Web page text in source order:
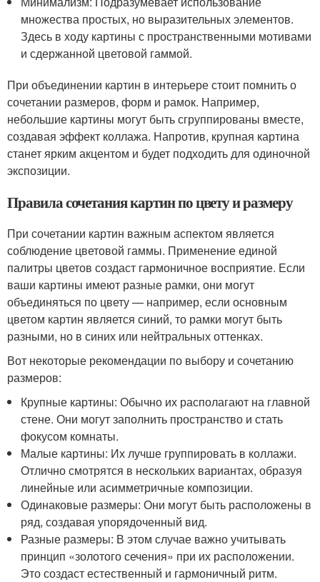
множества простых, но выразительных элементов.
Здесь в ходу картины с пространственными мотивами
и сдержанной цветовой гаммой.
При объединении картин в интерьере стоит помнить о
сочетании размеров, форм и рамок. Например,
небольшие картины могут быть сгруппированы вместе,
создавая эффект коллажа. Напротив, крупная картина
станет ярким акцентом и будет подходить для одиночной
экспозиции.
Правила сочетания картин по цвету и размеру
При сочетании картин важным аспектом является
соблюдение цветовой гаммы. Применение единой
палитры цветов создаст гармоничное восприятие. Если
ваши картины имеют разные рамки, они могут
объединяться по цвету — например, если основным
цветом картин является синий, то рамки могут быть
разными, но в синих или нейтральных оттенках.
Вот некоторые рекомендации по выбору и сочетанию
размеров:
Крупные картины: Обычно их располагают на главной
стене. Они могут заполнить пространство и стать
фокусом комнаты.
Малые картины: Их лучше группировать в коллажи.
Отлично смотрятся в нескольких вариантах, образуя
линейные или асимметричные композиции.
Одинаковые размеры: Они могут быть расположены в
ряд, создавая упорядоченный вид.
Разные размеры: В этом случае важно учитывать
принцип «золотого сечения» при их расположении.
Это создаст естественный и гармоничный ритм.